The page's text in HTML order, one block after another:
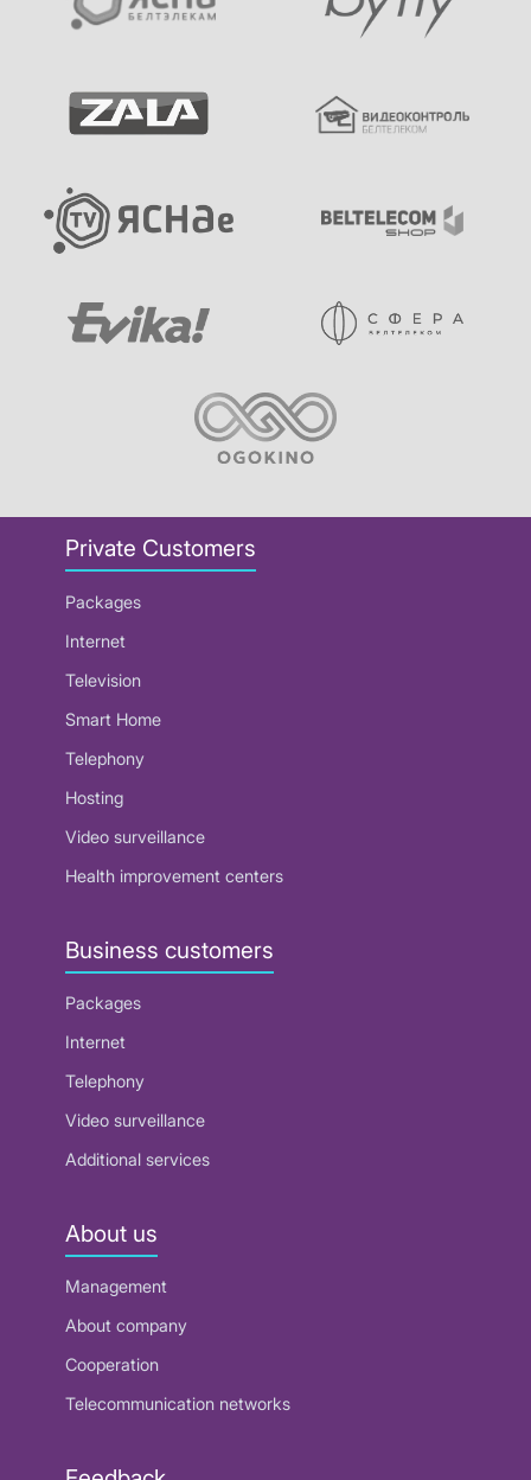
Private Customers
Packages
Internet
Television
Smart Home
Telephony
Hosting
Video surveillance
Health improvement centers
Business customers
Packages
Internet
Telephony
Video surveillance
Additional services
About us
Management
About company
Cooperation
Telecommunication networks